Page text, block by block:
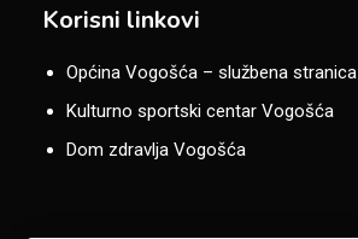
Korisni linkovi
Općina Vogošća – službena stranica
Kulturno sportski centar Vogošća
Dom zdravlja Vogošća